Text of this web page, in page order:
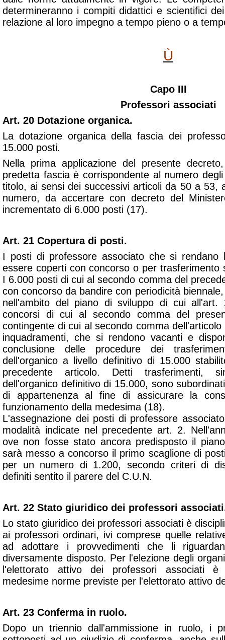
determineranno i compiti didattici e scientifici
relazione al loro impegno a tempo pieno o a
Ù
Capo III
Professori associati
Art. 20 Dotazione organica.
La dotazione organica della fascia dei
15.000 posti.
Nella prima applicazione del presente
predetta fascia è corrispondente al numero
titolo, ai sensi dei successivi articoli da 50 a 53,
numero, da accertare con decreto del
incrementato di 6.000 posti (17).
Art. 21 Copertura di posti.
I posti di professore associato che si rendano
essere coperti con concorso o per trasferimento
I 6.000 posti di cui al secondo comma del
con concorso da bandire con periodicità
nell'ambito del piano di sviluppo di cui
concorsi di cui al secondo comma del
contingente di cui al secondo comma
inquadramenti, che si rendono vacanti e
conclusione delle procedure dei
dell'organico a livello definitivo di 15.000
precedente articolo. Detti trasferimenti,
dell'organico definitivo di 15.000, sono
di appartenenza al fine di assicurare la
funzionamento della medesima (18).
L'assegnazione dei posti di professore
modalità indicate nel precedente art. 2.
ove non fosse stato ancora predisposto il
sarà messo a concorso il primo scaglione di
per un numero di 1.200, secondo criteri di
definiti sentito il parere del C.U.N.
Art. 22 Stato giuridico dei professori
Lo stato giuridico dei professori associati è
ai professori ordinari, ivi comprese quelle
ad adottare i provvedimenti che li
diversamente disposto. Per l'elezione degli
l'elettorato attivo dei professori associati
medesime norme previste per l'elettorato attivo
Art. 23 Conferma in ruolo.
Dopo un triennio dall'ammissione in ruolo, i